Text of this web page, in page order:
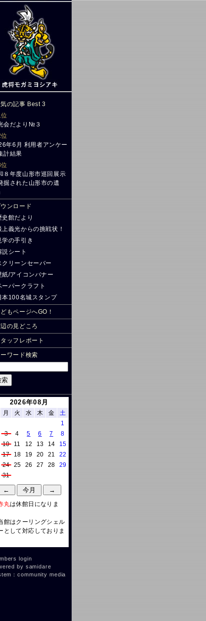
気の記事 Best 3
会だより№３
年6月 利用者アンケー
計結果
８年度山形市巡回展示
掘された山形市の遺
ウンロード
史館だより
上義光からの挑戦状！
学の手引き
説シート
クリーンセーバー
紙/アイコンバナー
ーパークラフト
本100名城スタンプ
もページへGO！
辺の見どころ
ッフレポート
ーワード検索
2026年08月
月 火 水 木 金
土
1
3 4 5 6 7
8
10 11 12 13 14
15
17 18 19 20 21
22
24 25 26 27 28
29
31
丸は休館日になりま
館はクーリングシェル
として対応しておりま
login
by samidare
：community media